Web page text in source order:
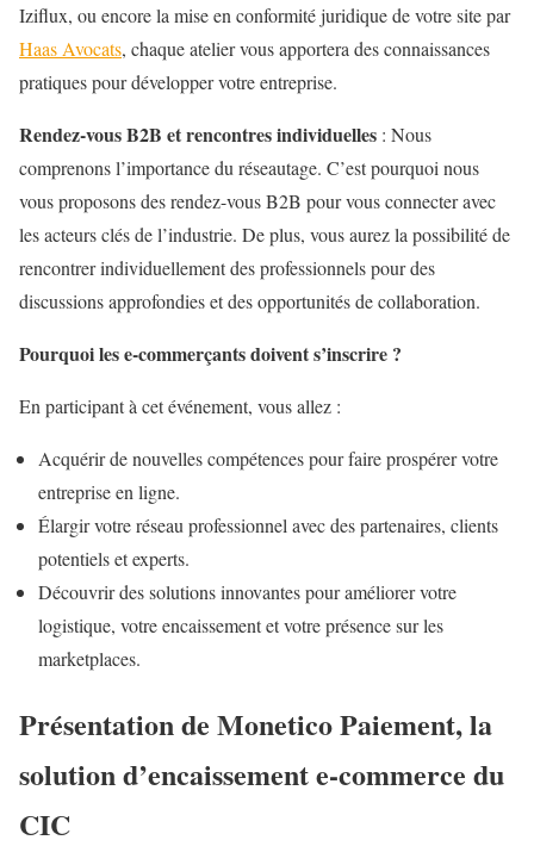
Iziflux, ou encore la mise en conformité juridique de votre site par
Haas Avocats, chaque atelier vous apportera des connaissances
pratiques pour développer votre entreprise.
Rendez-vous B2B et rencontres individuelles : Nous
comprenons l’importance du réseautage. C’est pourquoi nous
vous proposons des rendez-vous B2B pour vous connecter avec
les acteurs clés de l’industrie. De plus, vous aurez la possibilité de
rencontrer individuellement des professionnels pour des
discussions approfondies et des opportunités de collaboration.
Pourquoi les e-commerçants doivent s’inscrire ?
En participant à cet événement, vous allez :
Acquérir de nouvelles compétences pour faire prospérer votre
entreprise en ligne.
Élargir votre réseau professionnel avec des partenaires, clients
potentiels et experts.
Découvrir des solutions innovantes pour améliorer votre
logistique, votre encaissement et votre présence sur les
marketplaces.
Présentation de Monetico Paiement, la
solution d’encaissement e-commerce du
CIC